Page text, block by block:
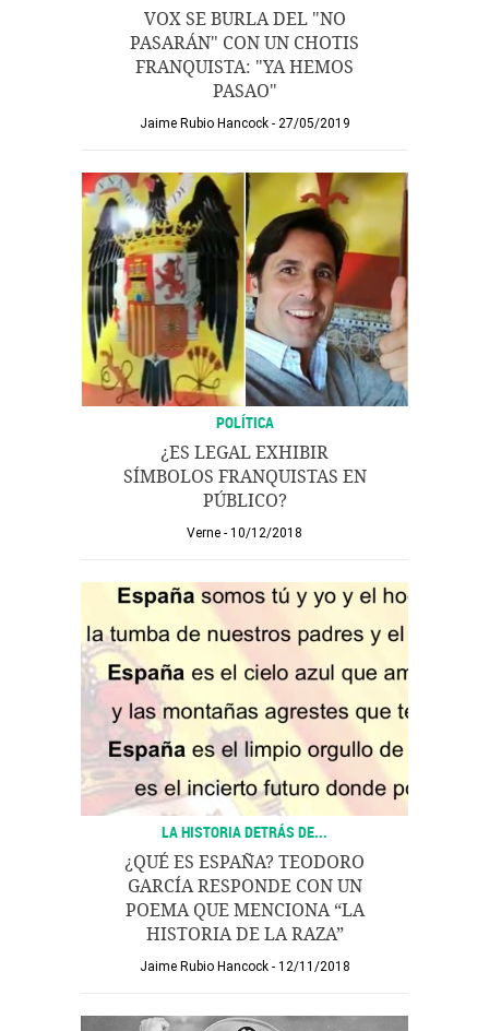
VOX SE BURLA DEL "NO
PASARÁN" CON UN CHOTIS
FRANQUISTA: "YA HEMOS
PASAO"
Jaime Rubio Hancock 27/05/2019
POLÍTICA
¿ES LEGAL EXHIBIR
SÍMBOLOS FRANQUISTAS EN
PÚBLICO?
Verne 10/12/2018
LA HISTORIA DETRÁS DE...
¿QUÉ ES ESPAÑA? TEODORO
GARCÍA RESPONDE CON UN
POEMA QUE MENCIONA “LA
HISTORIA DE LA RAZA”
Jaime Rubio Hancock 12/11/2018